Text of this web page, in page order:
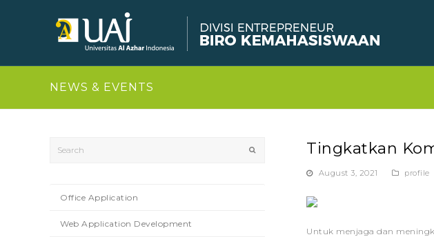
NEWS & EVENTS
Tingkatkan
August 3, 2021 profile
Untuk menjaga dan
Office Application
Web Application Development